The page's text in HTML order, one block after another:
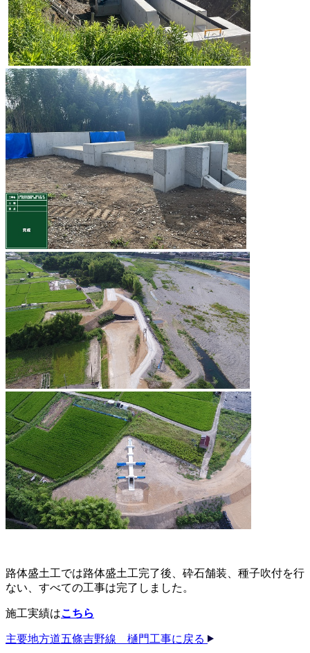
路体盛土工では路体盛土工完了後、砕石舗装、種子吹付を行
ない、すべての工事は完了しました。
施工実績はこちら
主要地方道五條吉野線 樋門工事に戻る